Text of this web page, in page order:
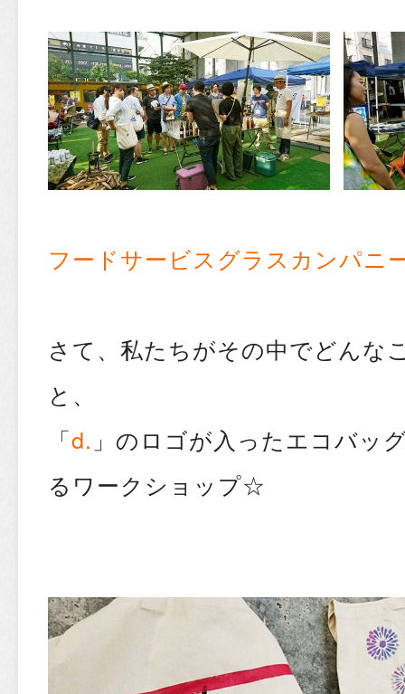
フードサービスグラスカンパ
さて、私たちがその中でどんな
と、
「d. 」のロゴが入ったエコバッ
るワークショップ☆